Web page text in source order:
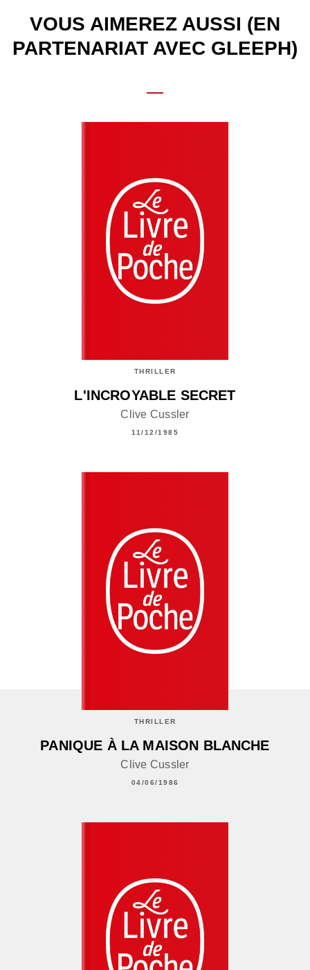
VOUS AIMEREZ AUSSI (EN
PARTENARIAT AVEC GLEEPH)
THRILLER
L'INCROYABLE SECRET
Clive Cussler
11/12/1985
THRILLER
PANIQUE À LA MAISON BLANCHE
Clive Cussler
04/06/1986